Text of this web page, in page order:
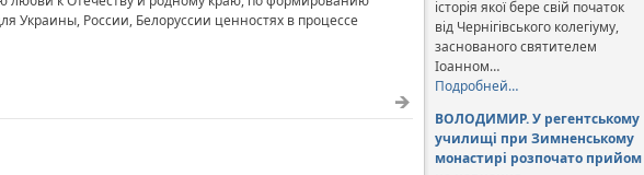
Украины, России, Белоруссии ценностях в процессе
історія якої бере свій початок
від Чернігівського колегіуму,
заснованого святителем
Іоанном…
Подробней…
ВОЛОДИМИР. У регентському
училищі при Зимненському
монастирі розпочато прийом